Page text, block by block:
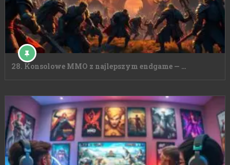
28. Konsolowe MMO z najlepszym endgame — …